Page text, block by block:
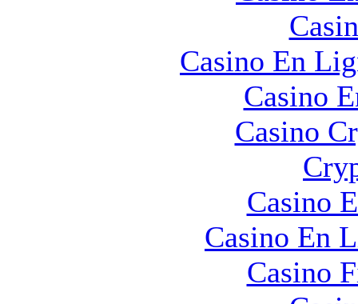
Casino En
Casino
Casino
Casino
Casino En
Casino